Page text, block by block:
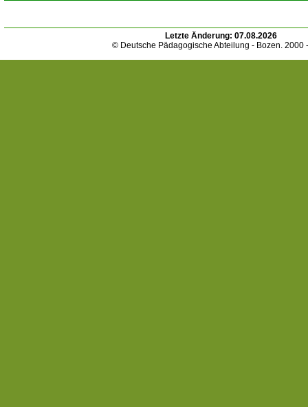
Letzte Änderung: 07.08.2026
© Deutsche Pädagogische Abteilung - Bozen. 2000